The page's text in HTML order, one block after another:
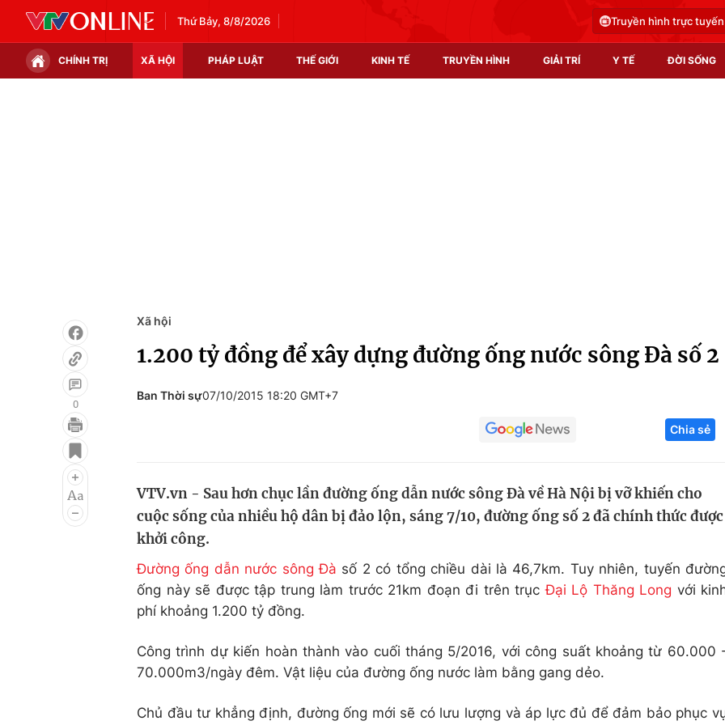
Thứ Bảy, 8/8/2026 Truyền hình trực tuyến
CHÍNH TRỊ XÃ HỘI PHÁP LUẬT THẾ GIỚI KINH TẾ TRUYỀN HÌNH GIẢI TRÍ Y TẾ ĐỜI SỐNG
Infographic
Điện ảnh
Âm nhạc
Làm đẹp
Học trực tuyến
Công nghệ
Sản phẩm
Tư vấn
0
Xã hội
1.200 tỷ đồng để xây dựng đường ống nước sông Đà số 2
Ban Thời sự07/10/2015 18:20 GMT+7
Chia sẻ
VTV.vn - Sau hơn chục lần đường ống dẫn nước sông Đà về Hà Nội bị vỡ khiến cho
cuộc sống của nhiều hộ dân bị đảo lộn, sáng 7/10, đường ống số 2 đã chính thức được
khởi công.
Đường ống dẫn nước sông Đà số 2 có tổng chiều dài là 46,7km. Tuy nhiên, tuyến
ống này sẽ được tập trung làm trước 21km đoạn đi trên trụcĐại Lộ Thăng Long với
phí khoảng 1.200 tỷ đồng.
Công trình dự kiến hoàn thành vào cuối tháng 5/2016, với công suất khoảng từ 60.000
70.000m3/ngày đêm. Vật liệu của đường ống nước làm bằng gang dẻo.
Chủ đầu tư khẳng định, đường ống mới sẽ có lưu lượng và áp lực đủ để đảm bảo phục